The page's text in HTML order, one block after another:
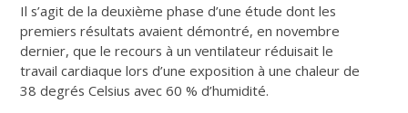
Il s’agit de la deuxième phase d’une étude dont les
premiers résultats avaient démontré, en novembre
dernier, que le recours à un ventilateur réduisait le
travail cardiaque lors d’une exposition à une chaleur de
38 degrés Celsius avec 60 % d’humidité.